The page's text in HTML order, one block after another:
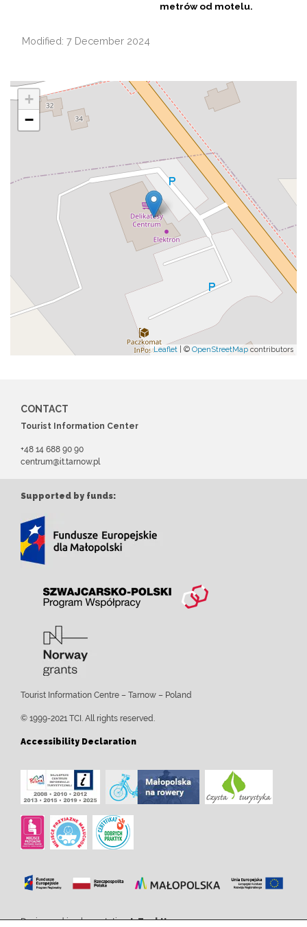
metrów od motelu.
Modified: 7 December 2024
+
−
Leaflet | © OpenStreetMap contributors
CONTACT
Tourist Information Center
+48 14 688 90 90
centrum@it.tarnow.pl
Supported by funds:
Tourist Information Centre – Tarnow – Poland
© 1999-2021 TCI. All rights reserved.
Accessibility Declaration
Design and implementation:InTechHouse.com